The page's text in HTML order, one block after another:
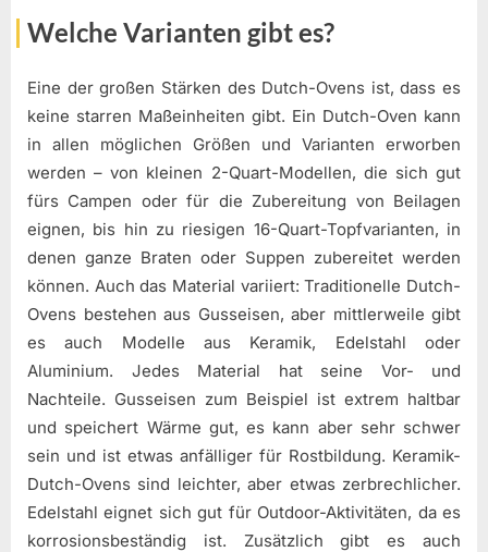
Welche Varianten gibt es?
Eine der großen Stärken des Dutch-Ovens ist, dass es
keine starren Maßeinheiten gibt. Ein Dutch-Oven kann
in allen möglichen Größen und Varianten erworben
werden – von kleinen 2-Quart-Modellen, die sich gut
fürs Campen oder für die Zubereitung von Beilagen
eignen, bis hin zu riesigen 16-Quart-Topfvarianten, in
denen ganze Braten oder Suppen zubereitet werden
können. Auch das Material variiert: Traditionelle Dutch-
Ovens bestehen aus Gusseisen, aber mittlerweile gibt
es auch Modelle aus Keramik, Edelstahl oder
Aluminium. Jedes Material hat seine Vor- und
Nachteile. Gusseisen zum Beispiel ist extrem haltbar
und speichert Wärme gut, es kann aber sehr schwer
sein und ist etwas anfälliger für Rostbildung. Keramik-
Dutch-Ovens sind leichter, aber etwas zerbrechlicher.
Edelstahl eignet sich gut für Outdoor-Aktivitäten, da es
korrosionsbeständig ist. Zusätzlich gibt es auch